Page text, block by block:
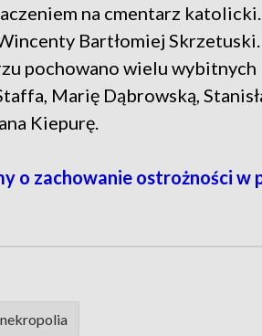
na cmentarz
Bartłomiej
pochowano wielu wybitnych
Marię Dąbrowską,
Kiepurę.
o zachowanie ostrożności w